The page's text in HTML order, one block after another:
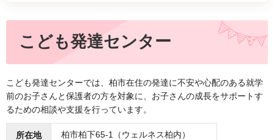
こども発達センター
こども発達センターでは、柏市在住の発達に不安や心配のある就学
前のお子さんと保護者の方を対象に、お子さんの成長をサポートす
るための相談や支援を行っています。
所在地 柏市柏下65-1（ウェルネス柏内）